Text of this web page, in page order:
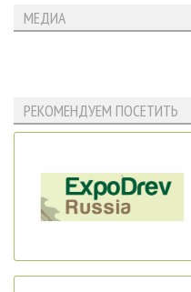
МЕДИА
РЕКОМЕНДУЕМ ПОСЕТИТЬ